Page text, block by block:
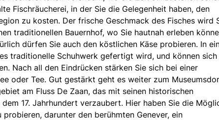
Fischräucherei, in der Sie die Gelegenheit haben, den
zu kosten. Der frische Geschmack des Fisches wird
traditionellen Bauernhof, wo Sie hautnah erleben
dürfen Sie auch den köstlichen Käse probieren. In
traditionelle Schuhwerk gefertigt wird, und können sich
Nach all den Eindrücken stärken Sie sich bei einer
oder Tee. Gut gestärkt geht es weiter zum
am Fluss De Zaan, das mit seinen historischen
17. Jahrhundert verzaubert. Hier haben Sie die
darunter den berühmten Genever, ein